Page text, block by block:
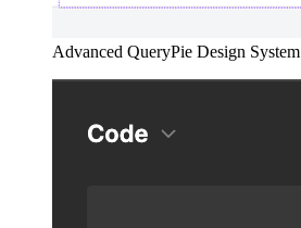
Advanced QueryPie Design System